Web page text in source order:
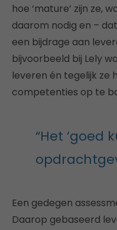
hoe ‘mature’ zijn ze,
daarom nodig en –
een bijdrage aan
bijvoorbeeld bij Lely
leveren én tegelijk ze
competenties op te
“Het ‘goed
Een gedegen
Daarop gebaseerd